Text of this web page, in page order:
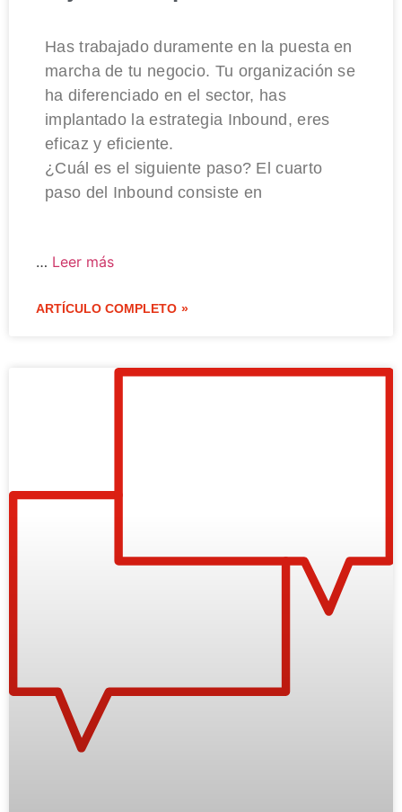
Has trabajado duramente en la puesta en
marcha de tu negocio. Tu organización se
ha diferenciado en el sector, has
implantado la estrategia Inbound, eres
eficaz y eficiente.
¿Cuál es el siguiente paso? El cuarto
paso del Inbound consiste en
… Leer más
ARTÍCULO COMPLETO »